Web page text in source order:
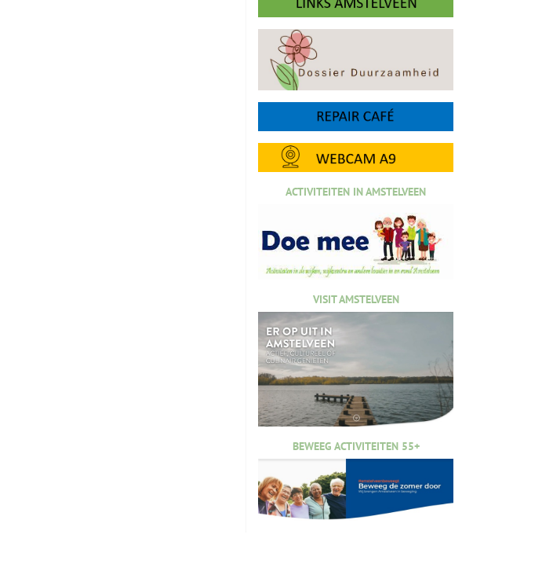
ACTIVITEITEN IN AMSTELVEEN
VISIT AMSTELVEEN
BEWEEG ACTIVITEITEN 55+